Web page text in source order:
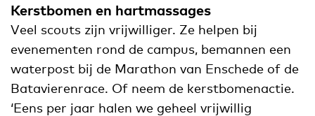
Kerstbomen en hartmassages
Veel scouts zijn vrijwilliger. Ze helpen bij
evenementen rond de campus, bemannen een
waterpost bij de Marathon van Enschede of de
Batavierenrace. Of neem de kerstbomenactie.
‘Eens per jaar halen we geheel vrijwillig